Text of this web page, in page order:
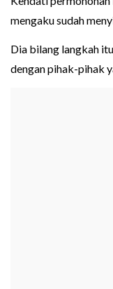
mengaku sudah
Dia bilang langkah
dengan pihak-pihak